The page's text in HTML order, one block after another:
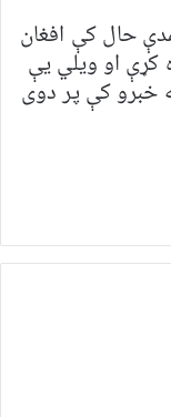
حال کې افغان
کړې او ویلي یې
خبرو کې پر دوی